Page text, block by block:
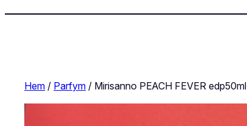
Hem / Parfym / Mirisanno PEACH FEVER edp50ml